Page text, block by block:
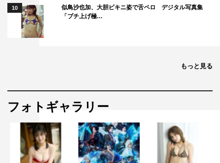
毎週木曜 深夜1時29分～
テレビ神奈川：2024年9月19日（木）スタート
毎週木曜 深夜1時～
毎週火曜 深夜0時30分～
とちテレ：2024年9月25日（水）スタート
毎週水曜 深夜1時～
10
似鳥沙也加、大胆ビキニ姿で舌ペロ デジタル写真集
「ブチ上げ極…
もっと見る
フォトギャラリー